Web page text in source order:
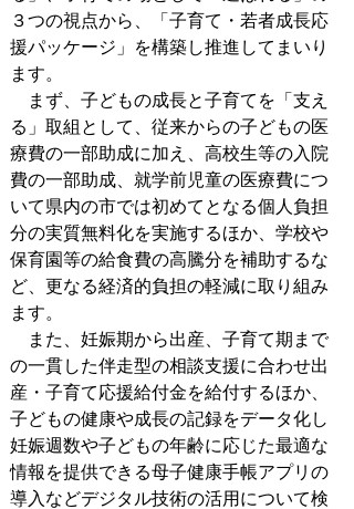
３つの視点から、「子育て・若者成長応
援パッケージ」を構築し推進してまいり
ます。
まず、子どもの成長と子育てを「支え
る」取組として、従来からの子どもの医
療費の一部助成に加え、高校生等の入院
費の一部助成、就学前児童の医療費につ
いて県内の市では初めてとなる個人負担
分の実質無料化を実施するほか、学校や
保育園等の給食費の高騰分を補助するな
ど、更なる経済的負担の軽減に取り組み
ます。
また、妊娠期から出産、子育て期まで
の一貫した伴走型の相談支援に合わせ出
産・子育て応援給付金を給付するほか、
子どもの健康や成長の記録をデータ化し
妊娠週数や子どもの年齢に応じた最適な
情報を提供できる母子健康手帳アプリの
導入などデジタル技術の活用について検